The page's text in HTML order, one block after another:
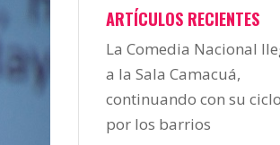
ARTÍCULOS RECIENTES
La Comedia Nacional
a la Sala Camacuá,
continuando con su ciclo
por los barrios